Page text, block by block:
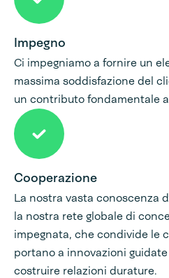
Impegno
Ci impegniamo a fornire un
massima soddisfazione del
un contributo fondamentale
Cooperazione
La nostra vasta conoscenza
la nostra rete globale di
impegnata, che condivide le
portano a innovazioni
costruire relazioni durature.